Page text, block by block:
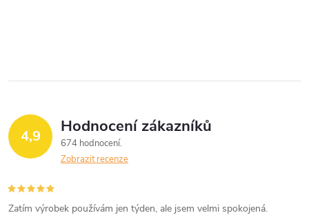
4,9 Hodnocení zákazníků
674 hodnocení
Zobrazit recenze
Zatím výrobek používám jen týden, ale jsem velmi spokojená.